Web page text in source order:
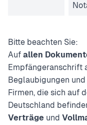
Bitte beachten Sie:
Auf allen
Empfängeranschrift
Beglaubigungen
Firmen, die sich auf
Deutschland
Verträge und